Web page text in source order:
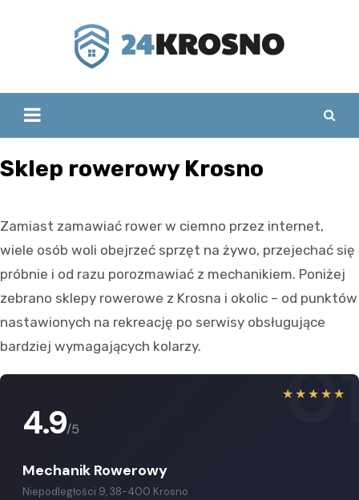
Sklep rowerowy Krosno
Zamiast zamawiać rower w ciemno przez internet,
wiele osób woli obejrzeć sprzęt na żywo, przejechać się
próbnie i od razu porozmawiać z mechanikiem. Poniżej
zebrano sklepy rowerowe z Krosna i okolic – od punktów
nastawionych na rekreację po serwisy obsługujące
bardziej wymagających kolarzy.
★★★★★
4.9/5
Mechanik Rowerowy
Niepodległości 9, 38-400 Krosno